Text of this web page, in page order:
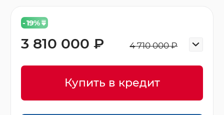
- 19%
4 710 000 ₽
3 810 000 ₽
Купить в кредит